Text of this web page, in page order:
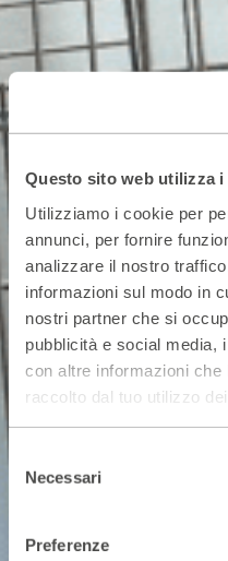
Questo sito web utilizza i
Utilizziamo i cookie per
annunci, per fornire
analizzare il nostro
informazioni sul modo in
nostri partner che si
pubblicità e social media,
con altre informazioni che
raccolto dal tuo utilizzo
delNecessari
Preferenze